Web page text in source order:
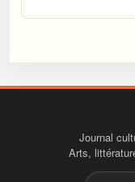
Journal
Arts,